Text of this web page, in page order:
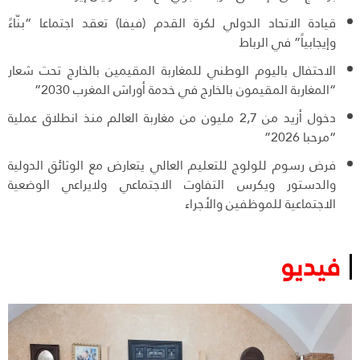
قيادة الاتحاد الدولي لكرة القدم (فيفا) تعقد اجتماعا “بنّاءً
وإيجابياً” في الرباط
الاحتفال باليوم الوطني للمغاربة المقيمين بالخارج تحت شعار
“المغاربة المقيمون بالخارج في خدمة أوراش المغرب 2030”
دخول أزيد من 2,7 مليون من مغاربة العالم منذ انطلاق عملية
“مرحبا 2026”
فرض رسوم للولوج للتعليم العالي يتعارض مع الوثائق الدولية
والدستور ويكرس التفاوت الاجتماعي ولايراعي الوضعية
الاجتماعية للموظفين والأجراء
فيديو